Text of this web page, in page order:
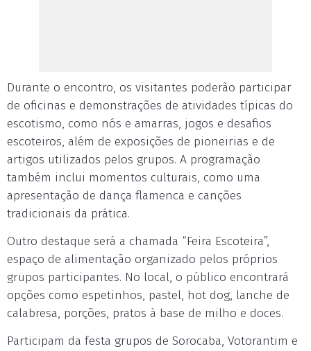
Durante o encontro, os visitantes poderão participar
de oficinas e demonstrações de atividades típicas do
escotismo, como nós e amarras, jogos e desafios
escoteiros, além de exposições de pioneirias e de
artigos utilizados pelos grupos. A programação
também inclui momentos culturais, como uma
apresentação de dança flamenca e canções
tradicionais da prática.
Outro destaque será a chamada “Feira Escoteira”,
espaço de alimentação organizado pelos próprios
grupos participantes. No local, o público encontrará
opções como espetinhos, pastel, hot dog, lanche de
calabresa, porções, pratos à base de milho e doces.
Participam da festa grupos de Sorocaba, Votorantim e